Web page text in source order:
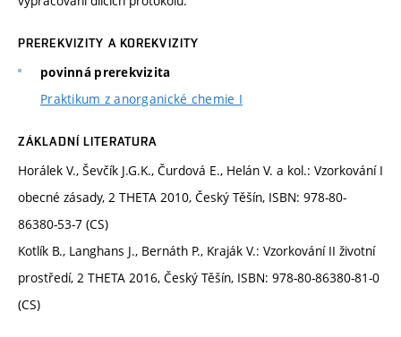
PREREKVIZITY A KOREKVIZITY
povinná prerekvizita
Praktikum z anorganické chemie I
ZÁKLADNÍ LITERATURA
Horálek V., Ševčík J.G.K., Čurdová E., Helán V. a kol.: Vzorkování I
obecné zásady, 2 THETA 2010, Český Těšín, ISBN: 978-80-
86380-53-7 (CS)
Kotlík B., Langhans J., Bernáth P., Kraják V.: Vzorkování II životní
prostředí, 2 THETA 2016, Český Těšín, ISBN: 978-80-86380-81-0
(CS)